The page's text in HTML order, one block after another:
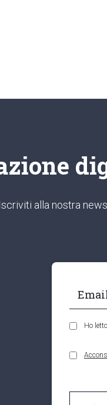
Iscriviti alla nostra
Ho